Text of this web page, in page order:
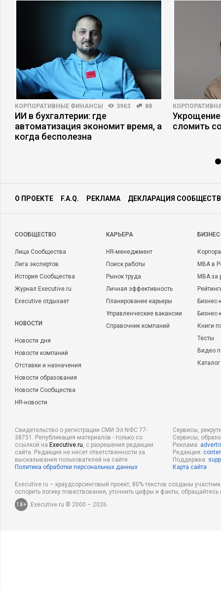
КОРПОРАТИВНЫЕ ФИНАНСЫ 3963 88
ИИ в бухгалтерии: где
автоматизация экономит время, а
когда бесполезна
сломить
О ПРОЕКТЕ F.A.Q. РЕКЛАМА ДЕКЛАРАЦИЯ
CООБЩЕСТВО
Лица Сообщества
Лига экспертов
История Сообщества
Журнал Executive.ru
Executive отдыхает
НОВОСТИ
Новости дня
Новости компаний
Отставки и назначения
Новости образования
Новости Сообщества
HR-новости
КАРЬЕРА
HR-менеджмент
Поиск работы
Рынок труда
Личная эффективность
Планирование карьеры
Управленческие вакансии
Справочник компаний
MBA в
MBA
Бизнес-
Книги
Тесты
Видео
Свидетельство о регистрации СМИ Эл NФС 77-
38751. Републикация материалов - только со
ссылкой на Executive.ru, с разрешения редакции
сайта. Редакция не несет ответственности за
высказывания пользователей на сайте.
Политика обработки персональных данных
Сервисы,
Сервисы,
Реклама:
Редакция:
Поддержка:
Карта сайта
Executive.ru – краудсорсинговый проект, 80% текстов созданы
оспорить логику повествования, уточнить цифры и факты,
18+
Executive.ru © 2000 – 2026.